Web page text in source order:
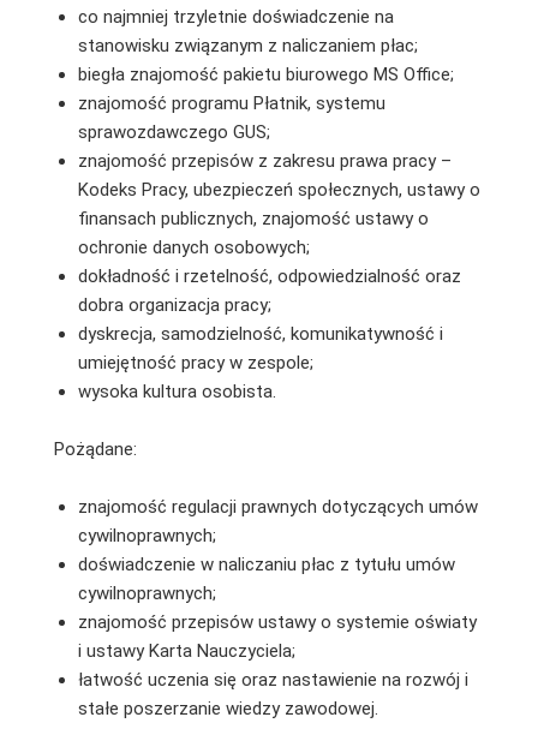
co najmniej trzyletnie doświadczenie na
stanowisku związanym z naliczaniem płac;
biegła znajomość pakietu biurowego MS Office;
znajomość programu Płatnik, systemu
sprawozdawczego GUS;
znajomość przepisów z zakresu prawa pracy –
Kodeks Pracy, ubezpieczeń społecznych, ustawy o
finansach publicznych, znajomość ustawy o
ochronie danych osobowych;
dokładność i rzetelność, odpowiedzialność oraz
dobra organizacja pracy;
dyskrecja, samodzielność, komunikatywność i
umiejętność pracy w zespole;
wysoka kultura osobista.
Pożądane:
znajomość regulacji prawnych dotyczących umów
cywilnoprawnych;
doświadczenie w naliczaniu płac z tytułu umów
cywilnoprawnych;
znajomość przepisów ustawy o systemie oświaty
i ustawy Karta Nauczyciela;
łatwość uczenia się oraz nastawienie na rozwój i
stałe poszerzanie wiedzy zawodowej.